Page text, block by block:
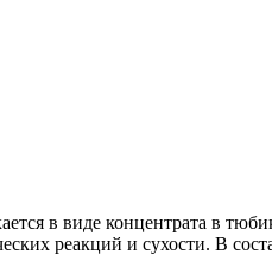
в виде концентрата в
реакций и сухости. В